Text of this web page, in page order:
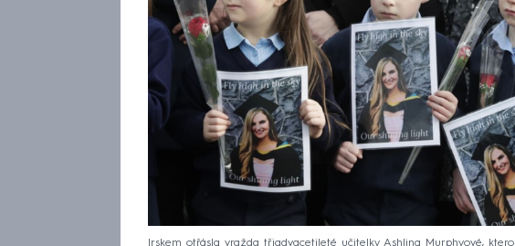
Irskem otřásla vražda třiadvacetileté učitelky Ashling Murphyové,